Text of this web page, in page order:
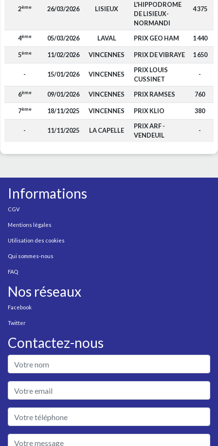
2ème 26/03/2026 LISIEUX
L'HIPPODROME
DE LISIEUX-
NORMANDI
4 375
4ème 05/03/2026 LAVAL PRIX GEO HAM 1 440
5ème 11/02/2026 VINCENNES PRIX DE VIBRAYE 1 650
- 15/01/2026 VINCENNES
PRIX LOUIS
CUSSINET
-
6ème 09/01/2026 VINCENNES PRIX RAMSES 760
7ème 18/11/2025 VINCENNES PRIX KLIO 380
- 11/11/2025 LA CAPELLE
PRIX ARF -
VENDEUIL
-
Informations
CGV
Mentions légales
Utilisation des cookies
Qui sommes-nous
FAQ
Nos réseaux
Facebook
Twitter
Contactez-nous